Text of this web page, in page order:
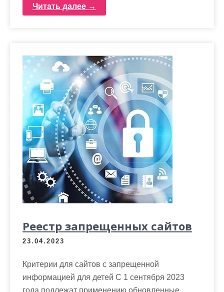
Читать далее →
Реестр запрещенных сайтов
23.04.2023
Критерии для сайтов с запрещенной
информацией для детей С 1 сентября 2023
года подлежат применению обновленные